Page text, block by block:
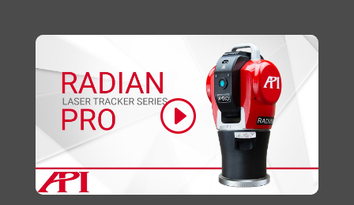
Clique para aceitar os cookies marketing e
ativar este conteúdo